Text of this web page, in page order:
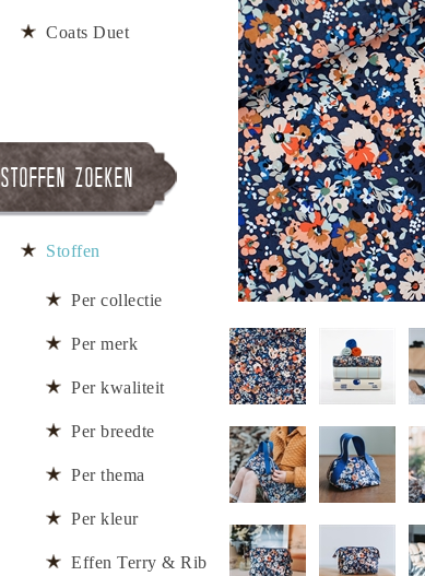
Coats Duet
Stoffen zoeken
Stoffen
Per collectie
Per merk
Per kwaliteit
Per breedte
Per thema
Per kleur
Effen Terry & Rib